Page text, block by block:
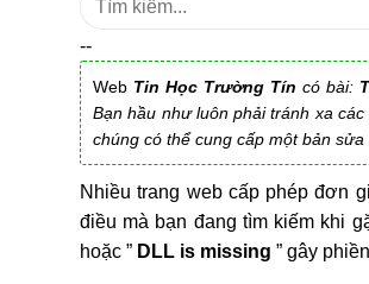
--
Web Tin Học Trường Tíncó bài:
Bạn hầu như luôn phải tránh xa
chúng có thể cung cấp một bản sửa
Nhiều trang web cấp phép đơn
điều mà bạn đang tìm kiếm khi
hoặc ” DLL is missing ” gây